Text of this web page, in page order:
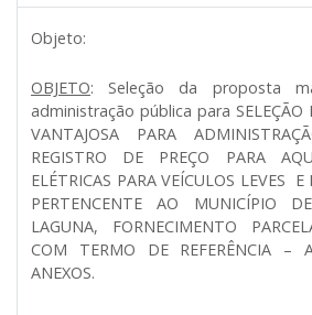
Objeto:
OBJETO: Seleção da proposta
administração pública para SELEÇÃO
VANTAJOSA PARA
REGISTRO DE PREÇO PARA
ELÉTRICAS PARA VEÍCULOS LEVES
PERTENCENTE AO MUNICÍPIO
LAGUNA, FORNECIMENTO
COM TERMO DE REFERÊNCIA –
ANEXOS.